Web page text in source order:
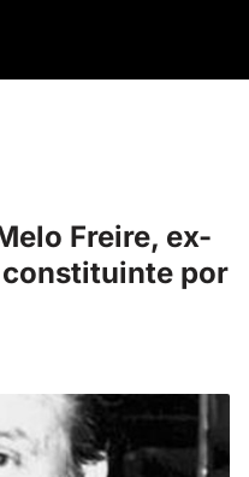
Freire, ex-
por